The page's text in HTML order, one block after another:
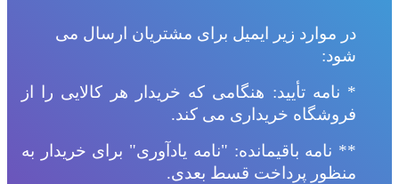
در موارد زیر ایمیل برای مشتریان ارسال می
شود:
* نامه تأیید: هنگامی که خریدار هر کالایی را از
فروشگاه خریداری می کند.
** نامه باقیمانده: "نامه یادآوری" برای خریدار به
منظور پرداخت قسط بعدی.